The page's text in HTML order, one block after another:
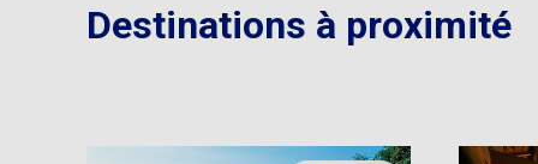
Destinations à proximité